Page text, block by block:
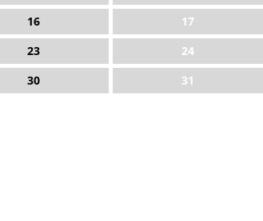
16
17
23
24
30 31